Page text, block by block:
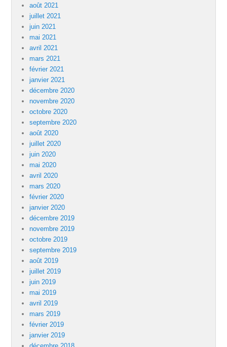
août 2021
juillet 2021
juin 2021
mai 2021
avril 2021
mars 2021
février 2021
janvier 2021
décembre 2020
novembre 2020
octobre 2020
septembre 2020
août 2020
juillet 2020
juin 2020
mai 2020
avril 2020
mars 2020
février 2020
janvier 2020
décembre 2019
novembre 2019
octobre 2019
septembre 2019
août 2019
juillet 2019
juin 2019
mai 2019
avril 2019
mars 2019
février 2019
janvier 2019